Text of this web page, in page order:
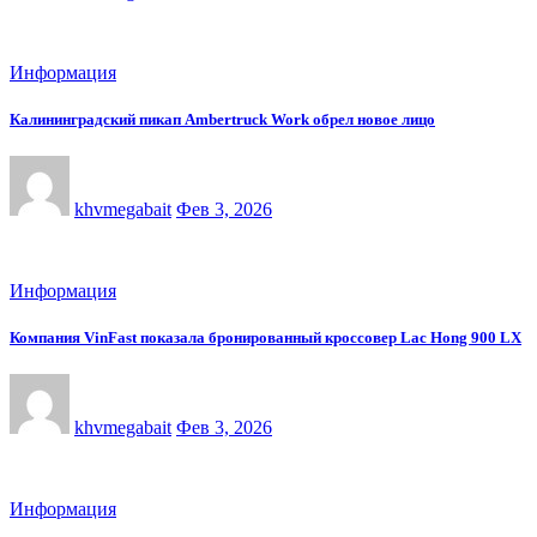
Информация
Калининградский пикап Ambertruck Work обрел новое лицо
khvmegabait Фев 3, 2026
Информация
Компания VinFast показала бронированный кроссовер Lac Hong 900 LX
khvmegabait Фев 3, 2026
Информация